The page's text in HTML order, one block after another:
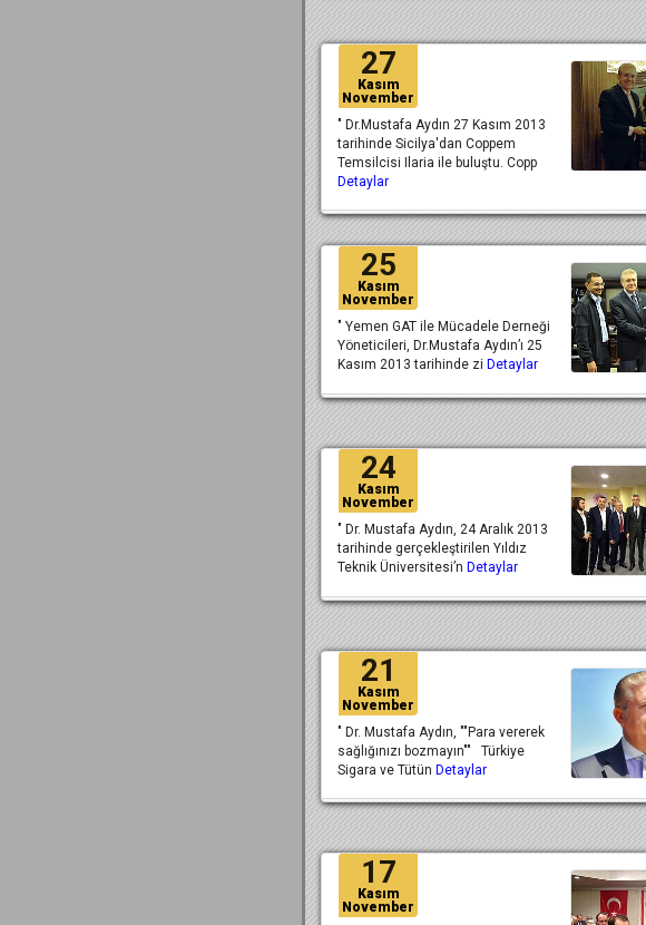
27
Kasım
November
" Dr.Mustafa Aydın 27 Kasım 2013
tarihinde Sicilya'dan Coppem
Temsilcisi Ilaria ile buluştu. Copp
Detaylar
25
Kasım
November
" Yemen GAT ile Mücadele Derneği
Yöneticileri, Dr.Mustafa Aydın’ı 25
Kasım 2013 tarihinde zi Detaylar
24
Kasım
November
" Dr. Mustafa Aydın, 24 Aralık 2013
tarihinde gerçekleştirilen Yıldız
Teknik Üniversitesi’n Detaylar
21
Kasım
November
" Dr. Mustafa Aydın, ""Para vererek
sağlığınızı bozmayın"" Türkiye
Sigara ve Tütün Detaylar
17
Kasım
November